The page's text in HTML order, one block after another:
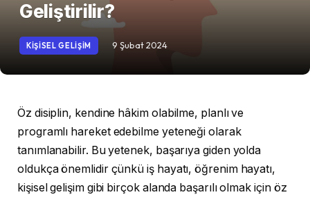
Geliştirilir?
KIŞISEL GELIŞIM 9 Şubat 2024
Öz disiplin, kendine hâkim olabilme, planlı ve
programlı hareket edebilme yeteneği olarak
tanımlanabilir. Bu yetenek, başarıya giden yolda
oldukça önemlidir çünkü iş hayatı, öğrenim hayatı,
kişisel gelişim gibi birçok alanda başarılı olmak için öz